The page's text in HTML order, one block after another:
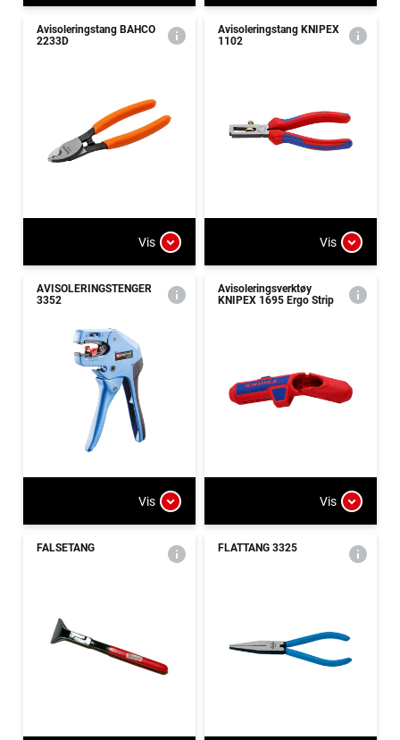
Avisoleringstang BAHCO
2233D
Vis
Avisoleringstang KNIPEX
1102
Vis
AVISOLERINGSTENGER
3352
Vis
Avisoleringsverktøy
KNIPEX 1695 Ergo Strip
Vis
FALSETANG FLATTANG 3325